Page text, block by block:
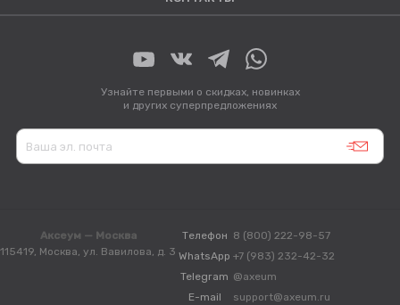
Узнайте первыми о скидках, новинках
и других суперпредложениях
Аксеум — Москва
115419, Москва, ул. Вавилова, д. 3
Телефон 8 (800) 222-98-57
WhatsApp +7 (983) 232-42-32
Telegram @axeum
E-mail
support@axeum.ru